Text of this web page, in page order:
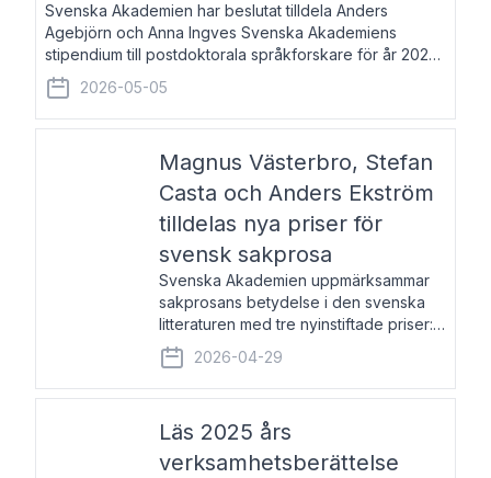
Svenska Akademien har beslutat tilldela Anders
Agebjörn och Anna Ingves Svenska Akademiens
stipendium till postdoktorala språkforskare för år 2026.
Stipendiebeloppet är 75 000 kronor per mottagare.
Anders Agebjörn, född 1984, är universitet
2026-05-05
Magnus Västerbro, Stefan
Casta och Anders Ekström
tilldelas nya priser för
svensk sakprosa
Svenska Akademien uppmärksammar
sakprosans betydelse i den svenska
litteraturen med tre nyinstiftade priser:
Svenska Akademiens pris till
framstående författare av svensk
sakprosa som i år går till Magnus
2026-04-29
Läs 2025 års
verksamhetsberättelse